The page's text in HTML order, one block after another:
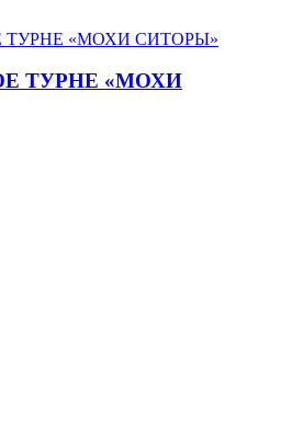
ТУРНЕ «МОХИ